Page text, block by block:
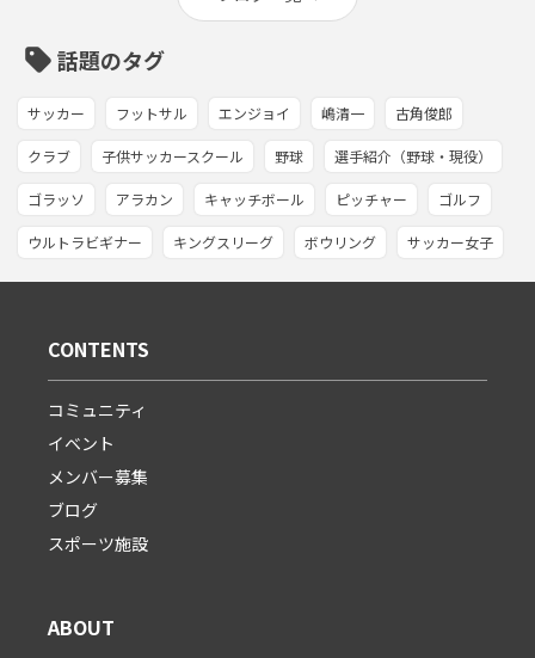
sell話題のタグ
サッカー フットサル エンジョイ 嶋清一 古角俊郎
クラブ 子供サッカースクール 野球 選手紹介（野球・現役）
ゴラッソ アラカン キャッチボール ピッチャー ゴルフ
ウルトラビギナー キングスリーグ ボウリング サッカー女子
CONTENTS
コミュニティ
イベント
メンバー募集
ブログ
スポーツ施設
ABOUT